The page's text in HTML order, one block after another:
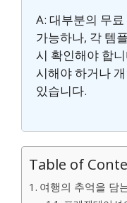
A: 대부분의 무
가능하나, 각 템
시 확인해야 합
시해야 하거나
있습니다.
Table of
여행의 추억을 담